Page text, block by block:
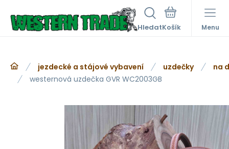
Hledat Menu
jezdecké a stájové vybavení uzdečky
na
westernová uzdečka GVR WC2003GB